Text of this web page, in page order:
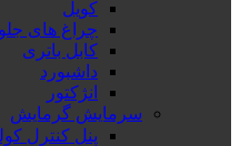
کویل
چراغ های
کابل باتری
داشبورد
انژکتور
سرمایش گرمایش
پنل کنترل